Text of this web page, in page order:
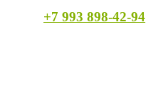
+7 993 898-42-94